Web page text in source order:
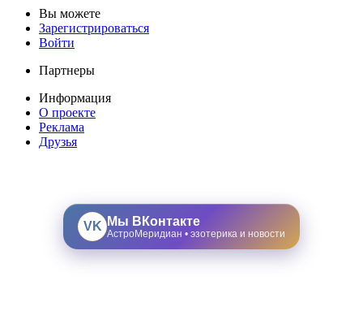
Вы можете
Зарегистрироваться
Войти
Партнеры
Информация
О проекте
Реклама
Друзья
VK Мы ВКонтакте
АстроМеридиан • эзотерика и новости